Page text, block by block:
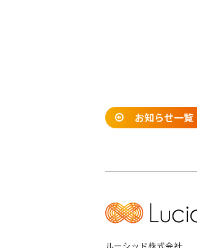
お知らせ一覧
ルーシッド株式会社